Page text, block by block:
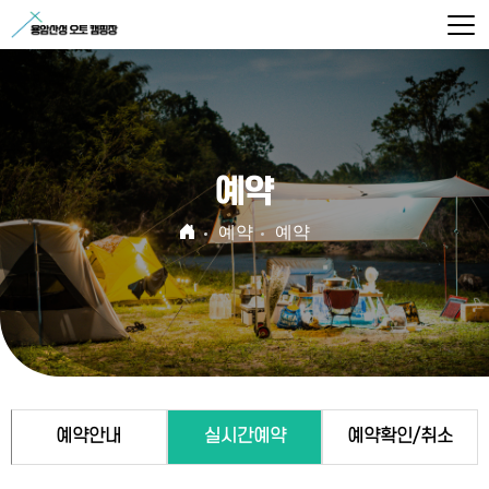
예약
예약 예약
예약안내 실시간예약 예약확인/취소